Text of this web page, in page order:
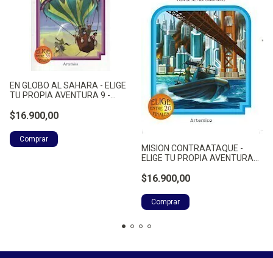
EN GLOBO AL SAHARA - ELIGE
TU PROPIA AVENTURA 9 -
$16.900,00
MISION CONTRAATAQUE -
ELIGE TU PROPIA AVENTURA
A.
$16.900,00